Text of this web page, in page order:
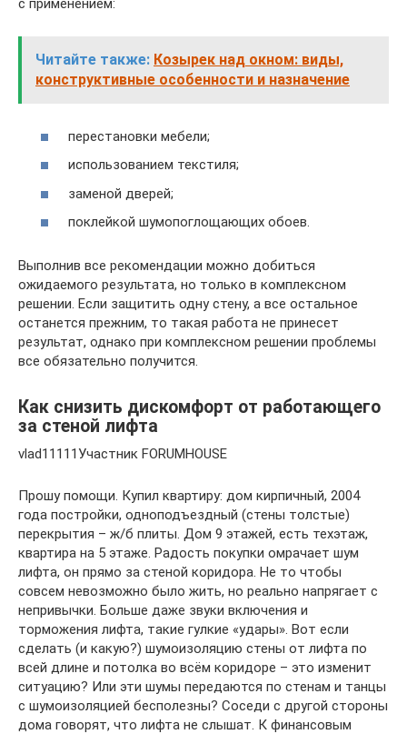
с применением:
Читайте также: Козырек над окном: виды,
конструктивные особенности и назначение
перестановки мебели;
использованием текстиля;
заменой дверей;
поклейкой шумопоглощающих обоев.
Выполнив все рекомендации можно добиться
ожидаемого результата, но только в комплексном
решении. Если защитить одну стену, а все остальное
останется прежним, то такая работа не принесет
результат, однако при комплексном решении проблемы
все обязательно получится.
Как снизить дискомфорт от работающего
за стеной лифта
vlad11111Участник FORUMHOUSE
Прошу помощи. Купил квартиру: дом кирпичный, 2004
года постройки, одноподъездный (стены толстые)
перекрытия – ж/б плиты. Дом 9 этажей, есть техэтаж,
квартира на 5 этаже. Радость покупки омрачает шум
лифта, он прямо за стеной коридора. Не то чтобы
совсем невозможно было жить, но реально напрягает с
непривычки. Больше даже звуки включения и
торможения лифта, такие гулкие «удары». Вот если
сделать (и какую?) шумоизоляцию стены от лифта по
всей длине и потолка во всём коридоре – это изменит
ситуацию? Или эти шумы передаются по стенам и танцы
с шумоизоляцией бесполезны? Соседи с другой стороны
дома говорят, что лифта не слышат. К финансовым